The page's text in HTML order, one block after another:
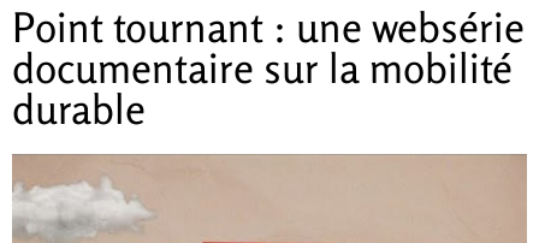
Point tournant : une websérie
documentaire sur la mobilité
durable